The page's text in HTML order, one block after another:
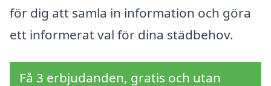
för dig att samla in information och göra
ett informerat val för dina städbehov.
Få 3 erbjudanden, gratis och utan